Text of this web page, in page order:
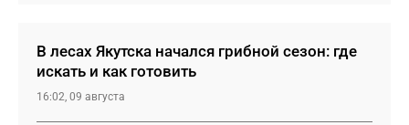
В лесах Якутска начался грибной сезон: где
искать и как готовить
16:02, 09 августа